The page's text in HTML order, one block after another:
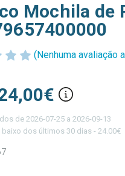
Mochila de
(Nenhuma avaliação
de 2026-07-25 a 2026-09-13
baixo dos últimos 30 dias - 24.00€